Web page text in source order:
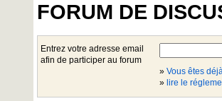
FORUM DE
Entrez votre adresse email
afin de participer au forum
» Vous êtes
» lire le